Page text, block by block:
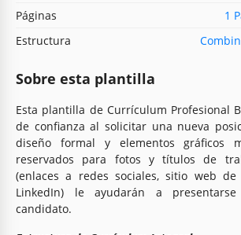
Páginas
1
Estructura
Sobre esta plantilla
Esta plantilla de Currículum Profesional
de confianza al solicitar una nueva
diseño formal y elementos gráficos
reservados para fotos y títulos de
(enlaces a redes sociales, sitio web
LinkedIn) le ayudarán a
candidato.